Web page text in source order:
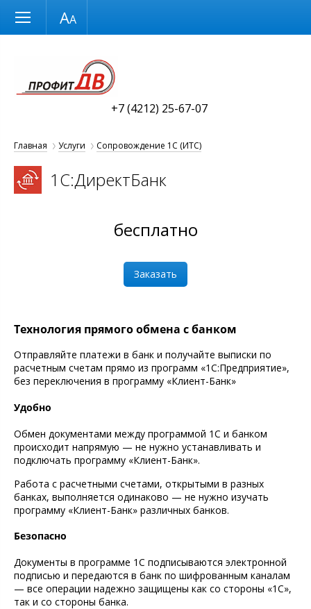
Размер шрифта
+7 (4212) 25-67-07
Главная Услуги Сопровождение 1С (ИТС)
1С:ДиректБанк
бесплатно
Заказать
Технология прямого обмена с банком
Отправляйте платежи в банк и получайте выписки по
расчетным счетам прямо из программ «1С:Предприятие»,
без переключения в программу «Клиент-Банк»
Удобно
Обмен документами между программой 1С и банком
происходит напрямую — не нужно устанавливать и
подключать программу «Клиент-Банк».
Работа с расчетными счетами, открытыми в разных
банках, выполняется одинаково — не нужно изучать
программу «Клиент-Банк» различных банков.
Безопасно
Документы в программе 1С подписываются электронной
подписью и передаются в банк по шифрованным каналам
— все операции надежно защищены как со стороны «1С»,
так и со стороны банка.